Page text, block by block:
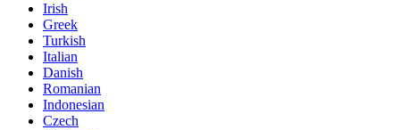
Irish
Greek
Turkish
Italian
Danish
Romanian
Indonesian
Czech